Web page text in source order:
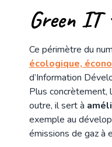
Green IT
Ce périmètre du
écologique,
d’Information
Plus concrètement,
outre, il sert à
exemple au
émissions de gaz à